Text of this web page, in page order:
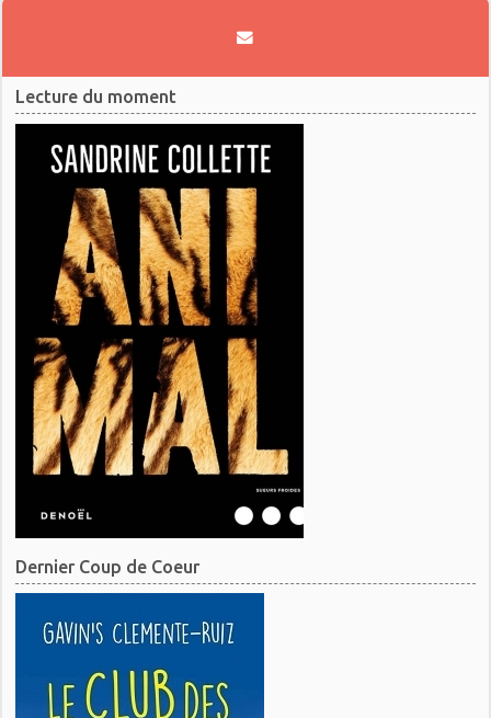
Lecture du moment
Dernier Coup de Coeur